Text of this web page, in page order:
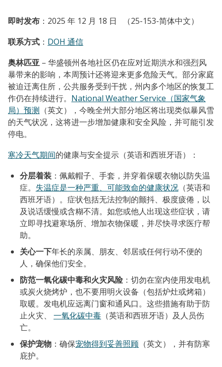
即时发布 ：2025 年 12 月 18 日 （25-153-简体中文）
联系方式 ： DOH 通信
奥林匹亚 – 华盛顿州各地社区仍在应对近期洪水和强烈风
暴带来的影响，本周预计还将迎来更多危险天气。部分家庭
被迫迁离住所，公共服务受到干扰，州内多个地区的恢复工
作仍在持续进行。 National Weather Service（国家气象
局）预测 （英文），今晚全州大部分地区将出现类似暴风雪
的天气状况，这将进一步增加健康和安全风险，并可能引发
停电。
寒冷天气期间的健康与安全提示（英语和西班牙语）：
分层着装 ：佩戴帽子、手套，并穿着保暖衣物以防失温
症。 失温症是一种严重、可能致命的健康状况 （英语和
西班牙语）。症状包括无法控制的颤抖、极度疲倦，以
及说话缓慢或含糊不清。如您或他人出现这些症状，请
立即寻找避寒场所、增加衣物保暖，并尽快寻求医疗帮
助。
关心一下年长的亲属、朋友、邻居或任何行动不便的
人，确保他们安全。
防范一氧化碳中毒和火灾风险：切勿在室内使用发电机
或炭火烧烤炉，也不要用明火设备（包括炉灶或烤箱）
取暖。发电机应远离门窗和通风口。这些措施有助于防
止火灾、 一氧化碳中毒 （英语和西班牙语）及人员伤
亡。
保护宠物 ：确保宠物得到妥善照顾 （英文），并有防寒
庇护。